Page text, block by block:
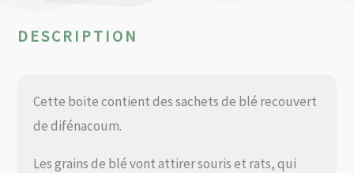
DESCRIPTION
Cette boite contient des sachets de blé recouvert
de difénacoum.
Les grains de blé vont attirer souris et rats, qui